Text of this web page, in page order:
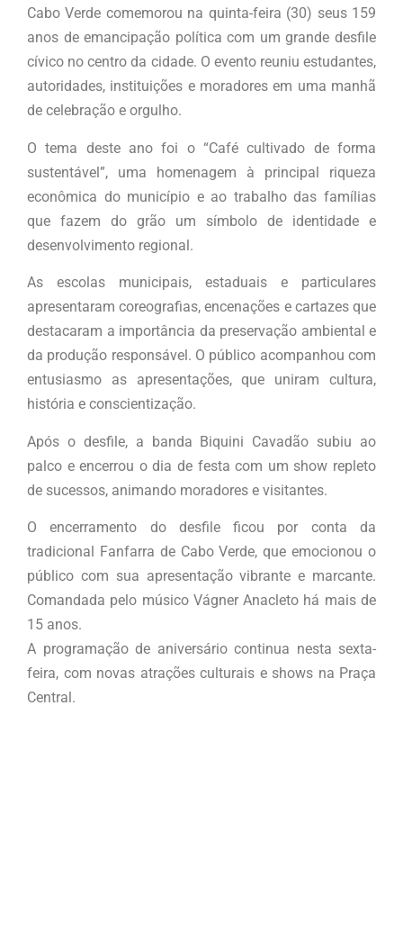
Cabo Verde comemorou na quinta-feira (30) seus 159
anos de emancipação política com um grande desfile
cívico no centro da cidade. O evento reuniu estudantes,
autoridades, instituições e moradores em uma manhã
de celebração e orgulho.
O tema deste ano foi o “Café cultivado de forma
sustentável”, uma homenagem à principal riqueza
econômica do município e ao trabalho das famílias
que fazem do grão um símbolo de identidade e
desenvolvimento regional.
As escolas municipais, estaduais e particulares
apresentaram coreografias, encenações e cartazes que
destacaram a importância da preservação ambiental e
da produção responsável. O público acompanhou com
entusiasmo as apresentações, que uniram cultura,
história e conscientização.
Após o desfile, a banda Biquini Cavadão subiu ao
palco e encerrou o dia de festa com um show repleto
de sucessos, animando moradores e visitantes.
O encerramento do desfile ficou por conta da
tradicional Fanfarra de Cabo Verde, que emocionou o
público com sua apresentação vibrante e marcante.
Comandada pelo músico Vágner Anacleto há mais de
15 anos.
A programação de aniversário continua nesta sexta-
feira, com novas atrações culturais e shows na Praça
Central.